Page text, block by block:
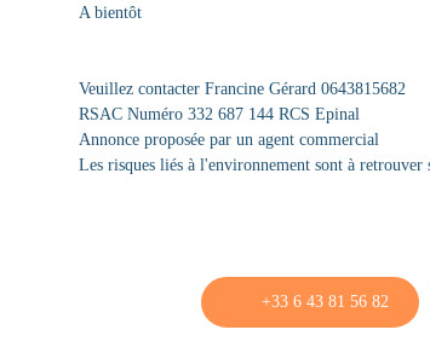
A bientôt
Veuillez contacter Francine Gérard 0643815682
RSAC Numéro 332 687 144 RCS Epinal
Annonce proposée par un agent commercial
Les risques liés à l'environnement sont à retrouver
+33 6 43 81 56 82